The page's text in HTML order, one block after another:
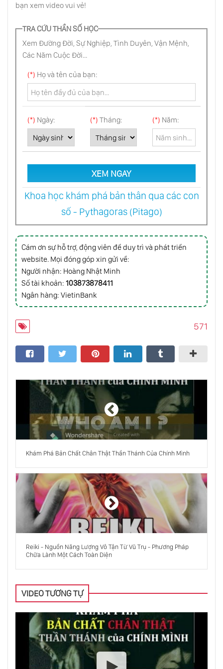
Cốt Lõi Của Bản Ngã
Đâu Là Chìa Khóa Để Ta Đi Sâu Vào Chính
Mình
Eckhart Tolle Kể Lại Kinh Nghiệm Tỉnh Thức
Của Chính Mình
Eckhart Tolle Nói Về Ý Nghĩa Của Tỉnh Thức
Trong Sách Thức Tỉnh Mục Đích Sống
Thực Hành Cảm Nhận Sức Mạnh Của Hiện
Tại. Hít Thở Bụng Có Ý Thức Chánh Niệm
Khám Phá Bản Chất Chân Thật Thần Thánh
Của Chính Mình
Khám Phá Chiều Sâu Tĩnh Lặng Bên Trong
Phút Giây Hiện Tại Là Sự Nhận Biết Là
Không Gian Trong Đó Mọi Chuyện Đang Xảy
Ra
Quá Trình Tỉnh Thức Của Nhà Tâm Linh Nổi
Tiếng Eckhart Tolle Và Sức Mạnh Của Hiện
Sống Cân Bằng Giữa Chiều Đứng Của Hiện
Hữu Và Chiều Ngang Của Thời Gian
Sự Nở Hoa Của Chiều Tâm Thức Mới Và Sự
Cố Thủ Của Bức Tường Tâm Thức Cũ
Ta Là Ai?
Thiền
Chúng Ta Đừng Đánh Mất Sự Liên Lạc Với
Nó
Tĩnh Lặng Là Ngôn Ngữ Của Thượng Đế
bạn xem video vui vẻ!
TRA CỨU THẦN SỐ HỌC
Xem Đường Đời, Sự Nghiệp, Tình Duyên, Vận Mệnh,
Các Năm Cuộc Đời...
(*) Họ và tên của bạn:
(*) Ngày: (*) Tháng: (*) Năm:
XEM NGAY
Khoa học khám phá bản thân qua các con
số - Pythagoras (Pitago)
Cám ơn sự hỗ trợ, động viên để duy trì và phát triển
website. Mọi đóng góp xin gửi về:
Người nhận: Hoàng Nhật Minh
Số tài khoản: 103873878411
Ngân hàng: VietinBank
571
Khám Phá Bản Chất Chân Thật Thần Thánh Của Chính Mình
Reiki - Nguồn Năng Lượng Vô Tận Từ Vũ Trụ - Phương Pháp
Chữa Lành Một Cách Toàn Diện
VIDEO TƯƠNG TỰ